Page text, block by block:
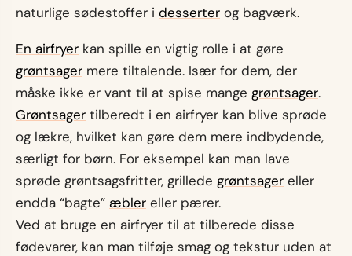
naturlige sødestoffer i desserter og bagværk.
En airfryer kan spille en vigtig rolle i at gøre
grøntsager mere tiltalende. Især for dem, der
måske ikke er vant til at spise mange grøntsager.
Grøntsager tilberedt i en airfryer kan blive sprøde
og lækre, hvilket kan gøre dem mere indbydende,
særligt for børn. For eksempel kan man lave
sprøde grøntsagsfritter, grillede grøntsager eller
endda “bagte” æbler eller pærer.
Ved at bruge en airfryer til at tilberede disse
fødevarer, kan man tilføje smag og tekstur uden at